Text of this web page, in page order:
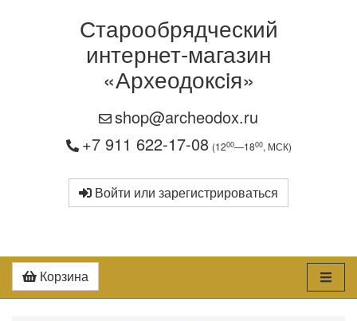
Старообрядческий
интернет-магазин
«Археодоксiя»
shop@archeodox.ru
+7 911 622-17-08 (1200—1800, МСК)
Войти или зарегистрироваться
Корзина